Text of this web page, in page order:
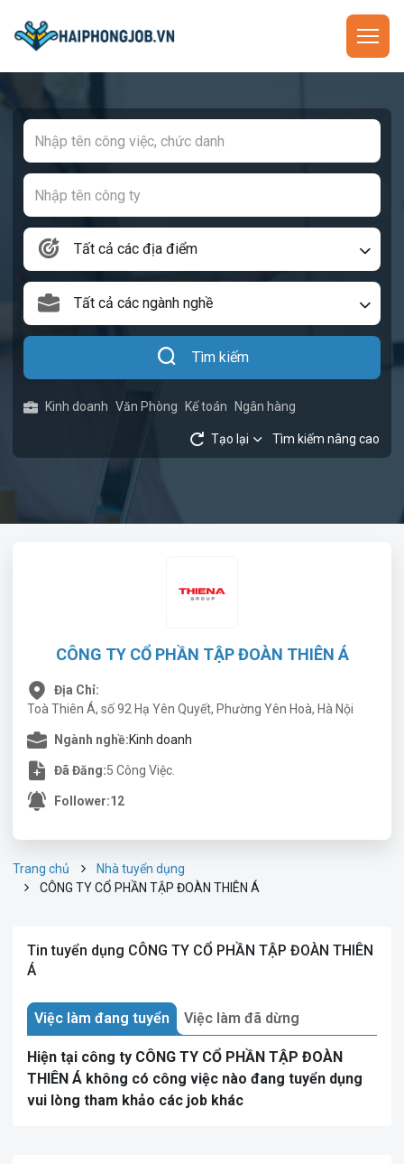
Tất cả các địa điểm
Tất cả các ngành nghề
Tìm kiếm
Kinh doanh Văn Phòng Kế toán Ngân hàng
Tạo lại Tìm kiếm nâng cao
CÔNG TY CỔ PHẦN TẬP ĐOÀN THIÊN Á
Địa Chỉ:
Toà Thiên Á, số 92 Hạ Yên Quyết, Phường Yên Hoà, Hà Nội
Ngành nghề:Kinh doanh
Đã Đăng:5 Công Việc.
Follower:12
Trang chủ
Nhà tuyển dụng
CÔNG TY CỔ PHẦN TẬP ĐOÀN THIÊN Á
Tin tuyển dụng CÔNG TY CỔ PHẦN TẬP ĐOÀN THIÊN
Á
Việc làm đang tuyển Việc làm đã dừng
Hiện tại công ty CÔNG TY CỔ PHẦN TẬP ĐOÀN
THIÊN Á không có công việc nào đang tuyển dụng
vui lòng tham khảo các job khác